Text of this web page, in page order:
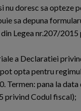
doresc sa opteze
sa depuna
Legea nr.207/
a Declaratiei
opta pentru
pana la
privind Codul fiscal);